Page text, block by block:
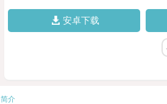
安卓下载
简介